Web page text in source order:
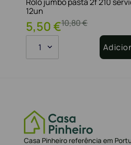
12un
10,80€
5,50€
1
Casa Pinheiro referência em